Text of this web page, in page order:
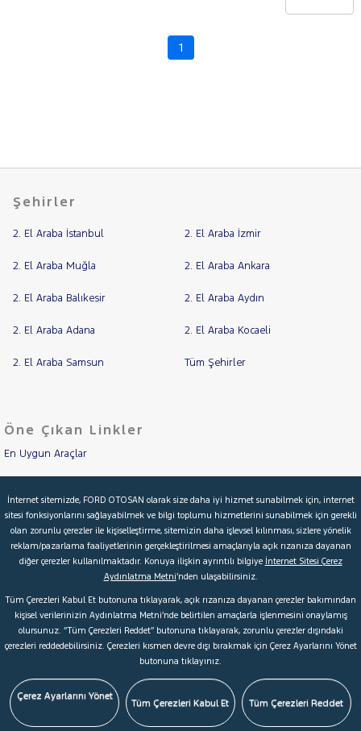
HONDA
HYUNDAI
STARIA
CRDİ
ACCENT
BAYON
100
I10
I20
ACTIVE
ISUZU
Iveco
JEEP
KIA
MAN
MERCEDES-
BENZ
Şehir
Yakıt
Türü
Tipi
Aktarma
Garanti
Kampanya
ve
Boya
Parça
İlan
1
Şehirler
2. El Araba İstanbul 2. El Araba İzmir
2. El Araba Muğla 2. El Araba Ankara
2. El Araba Balıkesir 2. El Araba Aydın
2. El Araba Adana 2. El Araba Kocaeli
2. El Araba Samsun Tüm Şehirler
Öne Çıkan Linkler
En Uygun Araçlar
İkinci El Garanti
Kampanyalar
Kredi Hesaplama & Başvuru
© 2026 Ford Türkiye Ford Kurumsal Hakkımızda
Şartlar & Kişisel Verilerin Korunması S.S.S.
Çerez Tercihleri
İnternet sitemizde, FORD OTOSAN olarak size daha iyi hizmet sunabilmek için, internet
sitesi fonksiyonlarını sağlayabilmek ve bilgi toplumu hizmetlerini sunabilmek için gerekli
olan zorunlu çerezler ile kişiselleştirme, sitemizin daha işlevsel kılınması, sizlere yönelik
reklam/pazarlama faaliyetlerinin gerçekleştirilmesi amaçlarıyla açık rızanıza dayanan
diğer çerezler kullanılmaktadır. Konuya ilişkin ayrıntılı bilgiye İnternet Sitesi Çerez
Aydınlatma Metni’nden ulaşabilirsiniz.
Tüm Çerezleri Kabul Et butonuna tıklayarak, açık rızanıza dayanan çerezler bakımından
kişisel verilerinizin Aydınlatma Metni’nde belirtilen amaçlarla işlenmesini onaylamış
olursunuz. “Tüm Çerezleri Reddet” butonuna tıklayarak, zorunlu çerezler dışındaki
çerezleri reddedebilirsiniz. Çerezleri kısmen devre dışı bırakmak için Çerez Ayarlarını Yönet
butonuna tıklayınız.
Çerez Ayarlarını Yönet
Tüm Çerezleri Kabul Et Tüm Çerezleri Reddet